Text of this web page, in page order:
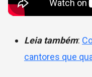
Leia também:
cantores que